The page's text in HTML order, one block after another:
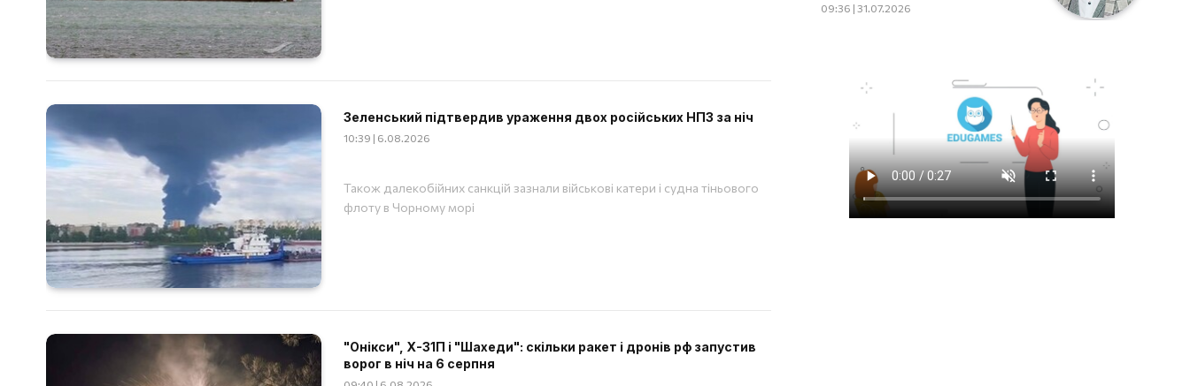
Зеленський підтвердив ураження двох російських НПЗ за ніч
10:39 | 6.08.2026
Також далекобійних санкцій зазнали військові катери і судна тіньового
флоту в Чорному морі
"Онікси", Х-31П і "Шахеди": скільки ракет і дронів рф запустив
ворог в ніч на 6 серпня
09:36 | 31.07.2026